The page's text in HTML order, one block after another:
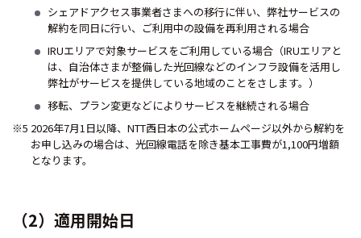
シェアドアクセス事業者さまへの移行に伴い、弊社サービスの
解約を同日に行い、ご利用中の設備を再利用される場合
IRUエリアで対象サービスをご利用している場合（IRUエリアと
は、自治体さまが整備した光回線などのインフラ設備を活用し
弊社がサービスを提供している地域のことをさします。）
移転、プラン変更などによりサービスを継続される場合
※5 2026年7月1日以降、NTT西日本の公式ホームページ以外から解約を
お申し込みの場合は、光回線電話を除き基本工事費が1,100円増額
となります。
（2）適用開始日